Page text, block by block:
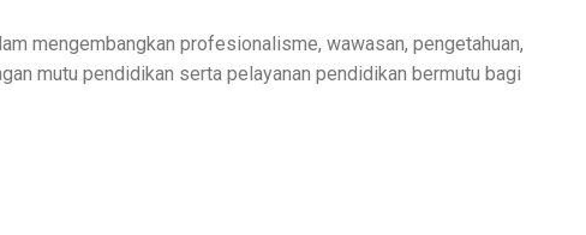
mengembangkan profesionalisme, wawasan, pengetahuan,
mutu pendidikan serta pelayanan pendidikan bermutu bagi